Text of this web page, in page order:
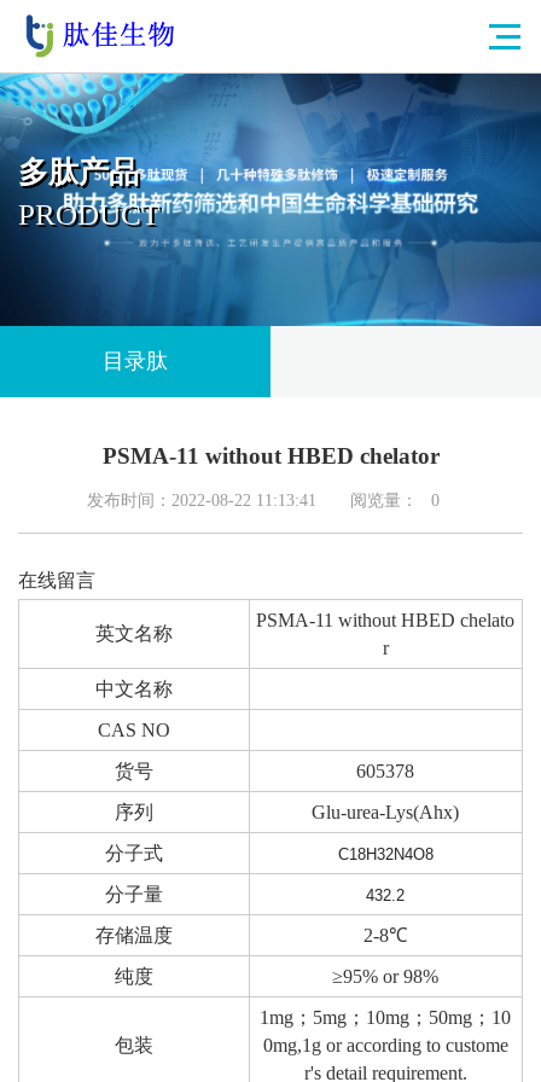
多肽产品
PRODUCT
目录肽
PSMA-11 without HBED chelator
发布时间：2022-08-22 11:13:41 阅览量： 0
在线留言
英文名称
PSMA-11 without HBED chelato
r
中文名称
CAS NO
货号
605378
序列
Glu-urea-Lys(Ahx)
分子式
C18H32N4O8
分子量 432.2
存储温度
2-8℃
纯度
≥95% or 98%
包装
1mg；5mg；10mg；50mg；10
0mg,1g or according to custome
r's detail requirement.